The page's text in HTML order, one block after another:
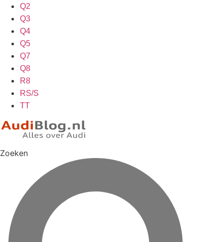
Q2
Q3
Q4
Q5
Q7
Q8
R8
RS/S
TT
Zoeken